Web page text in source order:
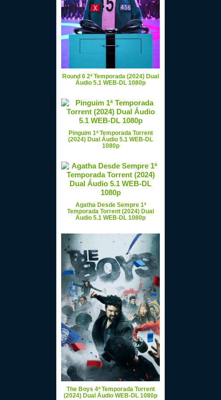
Round 6 2ª Temporada (2024) Dual
Áudio 5.1 WEB-DL 1080p
Pinguim 1ª Temporada Torrent
(2024) Dual Áudio 5.1 WEB-DL
1080p
Agatha Desde Sempre 1ª
Temporada Torrent (2024) Dual
Áudio 5.1 WEB-DL 1080p
The Boys 4ª Temporada Torrent
(2024) Dual Áudio WEB-DL 1080p